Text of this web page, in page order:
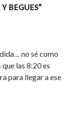
BEGUES”
no sé como
las 8:20 es
para llegar a ese